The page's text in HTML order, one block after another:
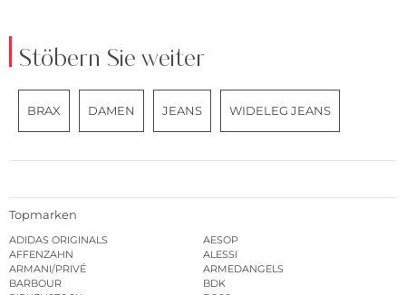
Stöbern Sie weiter
BRAX DAMEN JEANS WIDELEG JEANS
Topmarken
ADIDAS ORIGINALS
AESOP
AFFENZAHN
ALESSI
ARMANI/PRIVÉ
ARMEDANGELS
BARBOUR
BDK